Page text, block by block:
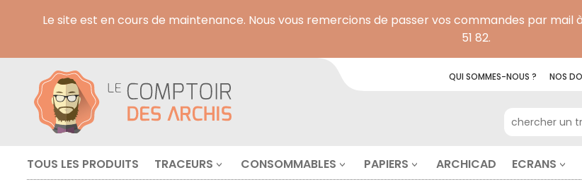
Le site est en cours de maintenance. Nous vous remercions de passer vos commandes par
51 82.
QUI SOMMES-NOUS ? NOS
TOUS LES PRODUITS TRACEURS CONSOMMABLES PAPIERS ARCHICAD ECRANS